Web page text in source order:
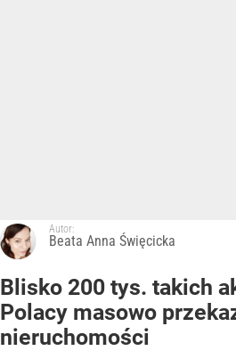
Autor:
Beata Anna Święcicka
Blisko 200 tys. takich
Polacy masowo
nieruchomości